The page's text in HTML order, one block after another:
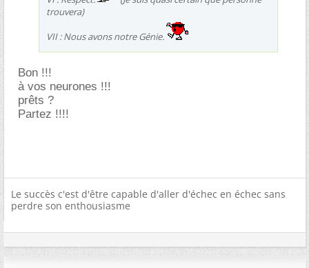
trouvera)
VII : Nous avons notre Génie.
Bon !!!
à vos neurones !!!
prêts ?
Partez !!!!
Le succès c'est d'être capable d'aller d'échec en échec sans
perdre son enthousiasme